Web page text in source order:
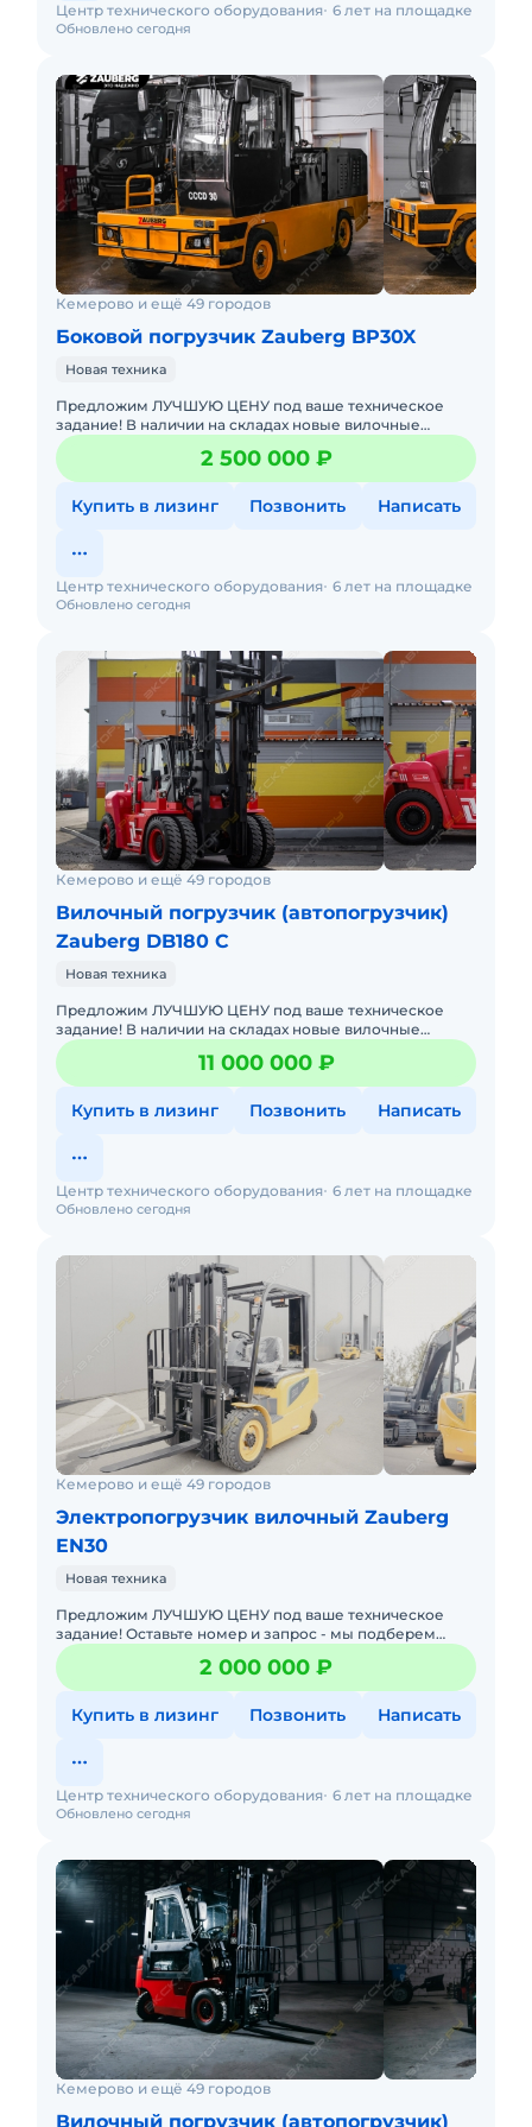
Обновлено сегодня
Центр технического оборудования 6 лет на площадке
Кемерово и ещё 49 городов
Боковой погрузчик Zauberg BP30X
Новая техника
Предложим ЛУЧШУЮ ЦЕНУ под ваше техническое
задание! В наличии на складах новые вилочные
погрузчики с официальной гарантией от
производителя. Оперативная дос
2 500 000 ₽
Купить в лизинг Позвонить Написать
Обновлено сегодня
Центр технического оборудования 6 лет на площадке
Кемерово и ещё 49 городов
Вилочный погрузчик (автопогрузчик)
Zauberg DB180 C
Новая техника
Предложим ЛУЧШУЮ ЦЕНУ под ваше техническое
задание! В наличии на складах новые вилочные
погрузчики с официальной гарантией от
производителя. Оперативная дос
11 000 000 ₽
Купить в лизинг Позвонить Написать
Обновлено сегодня
Центр технического оборудования 6 лет на площадке
Кемерово и ещё 49 городов
Электропогрузчик вилочный Zauberg
EN30
Новая техника
Предложим ЛУЧШУЮ ЦЕНУ под ваше техническое
задание! Оставьте номер и запрос - мы подберем
модель со СКИДКОЙ. В наличии на складах новые
вилочные погрузчики2 000 000 ₽
Купить в лизинг Позвонить Написать
Обновлено сегодня
Центр технического оборудования 6 лет на площадке
Кемерово и ещё 49 городов
Вилочный погрузчик (автопогрузчик)